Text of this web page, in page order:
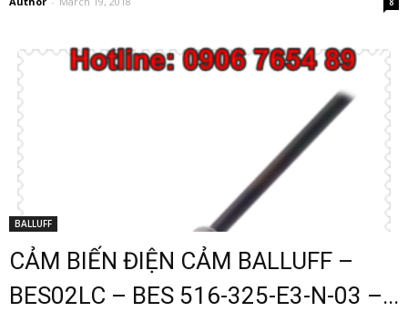
BALLUFF
CẢM BIẾN ĐIỆN CẢM BALLUFF –
BES02LC – BES 516-325-E3-N-03 –...